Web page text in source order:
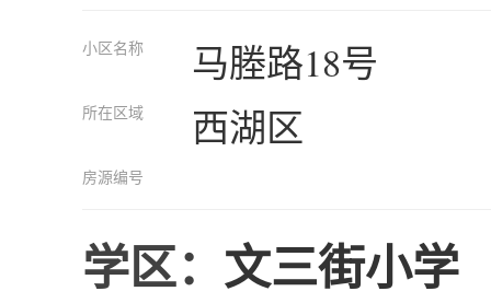
小区名称 马塍路18号
所在区域 西湖区
房源编号
学区： 文三街小学